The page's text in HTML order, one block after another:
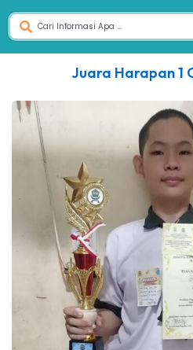
Juara Harapan 1